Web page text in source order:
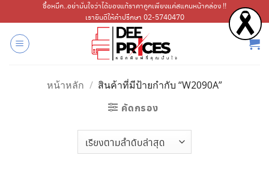
ไป
เนื้อหา
ซื้อหมึก..อย่ามั่นใจว่าได้ของแท้ราคาถูกเพียงแค่สแกนหน้ากล่อง !!
เรายินดีให้คำปรึกษา 02-5740470
หน้าหลัก / สินค้าที่มีป้ายกำกับ “W2090A”
คัดกรอง